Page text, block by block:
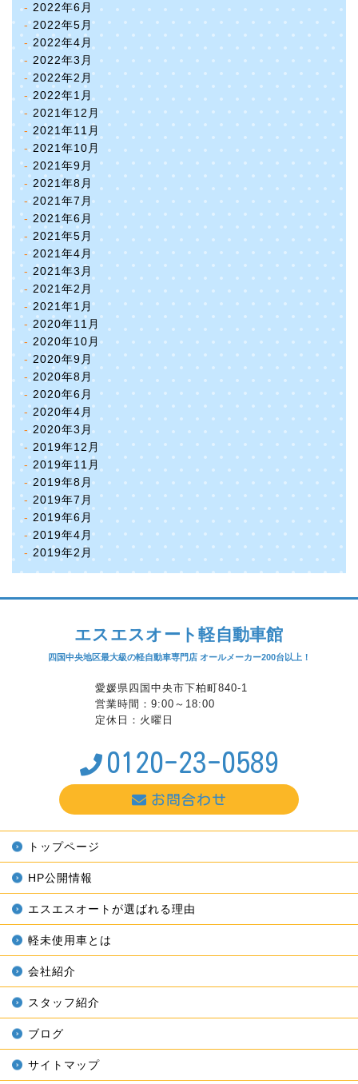
2022年6月
2022年5月
2022年4月
2022年3月
2022年2月
2022年1月
2021年12月
2021年11月
2021年10月
2021年9月
2021年8月
2021年7月
2021年6月
2021年5月
2021年4月
2021年3月
2021年2月
2021年1月
2020年11月
2020年10月
2020年9月
2020年8月
2020年6月
2020年4月
2020年3月
2019年12月
2019年11月
2019年8月
2019年7月
2019年6月
2019年4月
2019年2月
エスエスオート軽自動車館
四国中央地区最大級の軽自動車専門店 オールメーカー200台以上！
愛媛県四国中央市下柏町840-1
営業時間：9:00～18:00
定休日：火曜日
0120-23-0589
お問合わせ
トップページ
HP公開情報
エスエスオートが選ばれる理由
軽未使用車とは
会社紹介
スタッフ紹介
ブログ
サイトマップ